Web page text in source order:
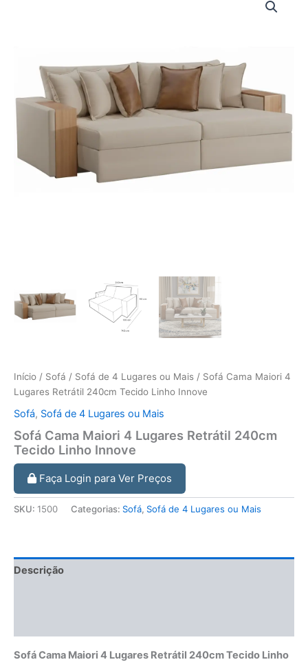
Início / Sofá / Sofá de 4 Lugares ou Mais / Sofá Cama Maiori 4
Lugares Retrátil 240cm Tecido Linho Innove
Sofá, Sofá de 4 Lugares ou Mais
Sofá Cama Maiori 4 Lugares Retrátil 240cm
Tecido Linho Innove
Faça Login para Ver Preços
SKU: 1500 Categorias: Sofá, Sofá de 4 Lugares ou Mais
Descrição
Sofá Cama Maiori 4 Lugares Retrátil 240cm Tecido Linho